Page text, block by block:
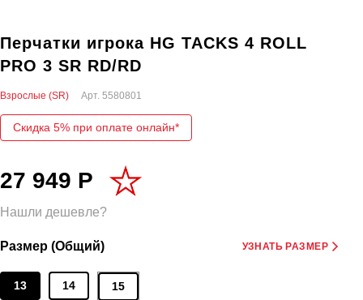
Перчатки игрока HG TACKS 4 ROLL
PRO 3 SR RD/RD
Взрослые (SR) Арт. 5580801
Скидка 5% при оплате онлайн*
27 949 Р
Нашли дешевле?
Размер (Общий) УЗНАТЬ РАЗМЕР
13 14 15